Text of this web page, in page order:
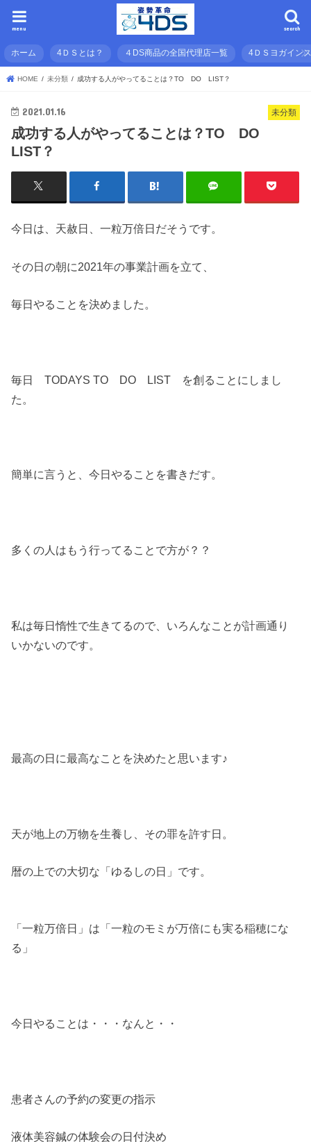
search
menu
ホーム 4ＤＳとは？ ４DS商品の全国代理店一覧 4ＤＳヨガイン
HOME 未分類 成功する人がやってることは？TO DO LIST？
未分類
2021.01.16
成功する人がやってることは？TO DO
LIST？
今日は、天赦日、一粒万倍日だそうです。
その日の朝に2021年の事業計画を立て、
毎日やることを決めました。
毎日 TODAYS TO DO LIST を創ることにしまし
た。
簡単に言うと、今日やることを書きだす。
多くの人はもう行ってることで方が？？
私は毎日惰性で生きてるので、いろんなことが計画通り
いかないのです。
最高の日に最高なことを決めたと思います♪
天が地上の万物を生養し、その罪を許す日。
暦の上での大切な「ゆるしの日」です。
「一粒万倍日」は「一粒のモミが万倍にも実る稲穂にな
る」
今日やることは・・・なんと・・
患者さんの予約の変更の指示
液体美容鍼の体験会の日付決め